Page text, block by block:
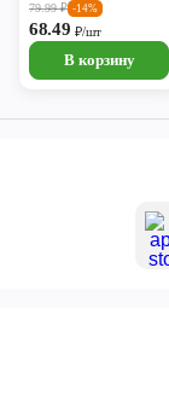
79.99₽ -14%
68.49₽/шт
В корзину